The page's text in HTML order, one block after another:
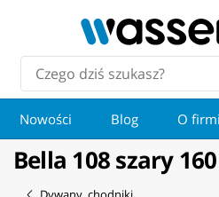
Nowości Blog O
Bella 108 szary